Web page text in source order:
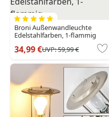
Broni Außenwandleuchte
Edelstahlfarben, 1-flammig
34,99 €UVP:59,99 €